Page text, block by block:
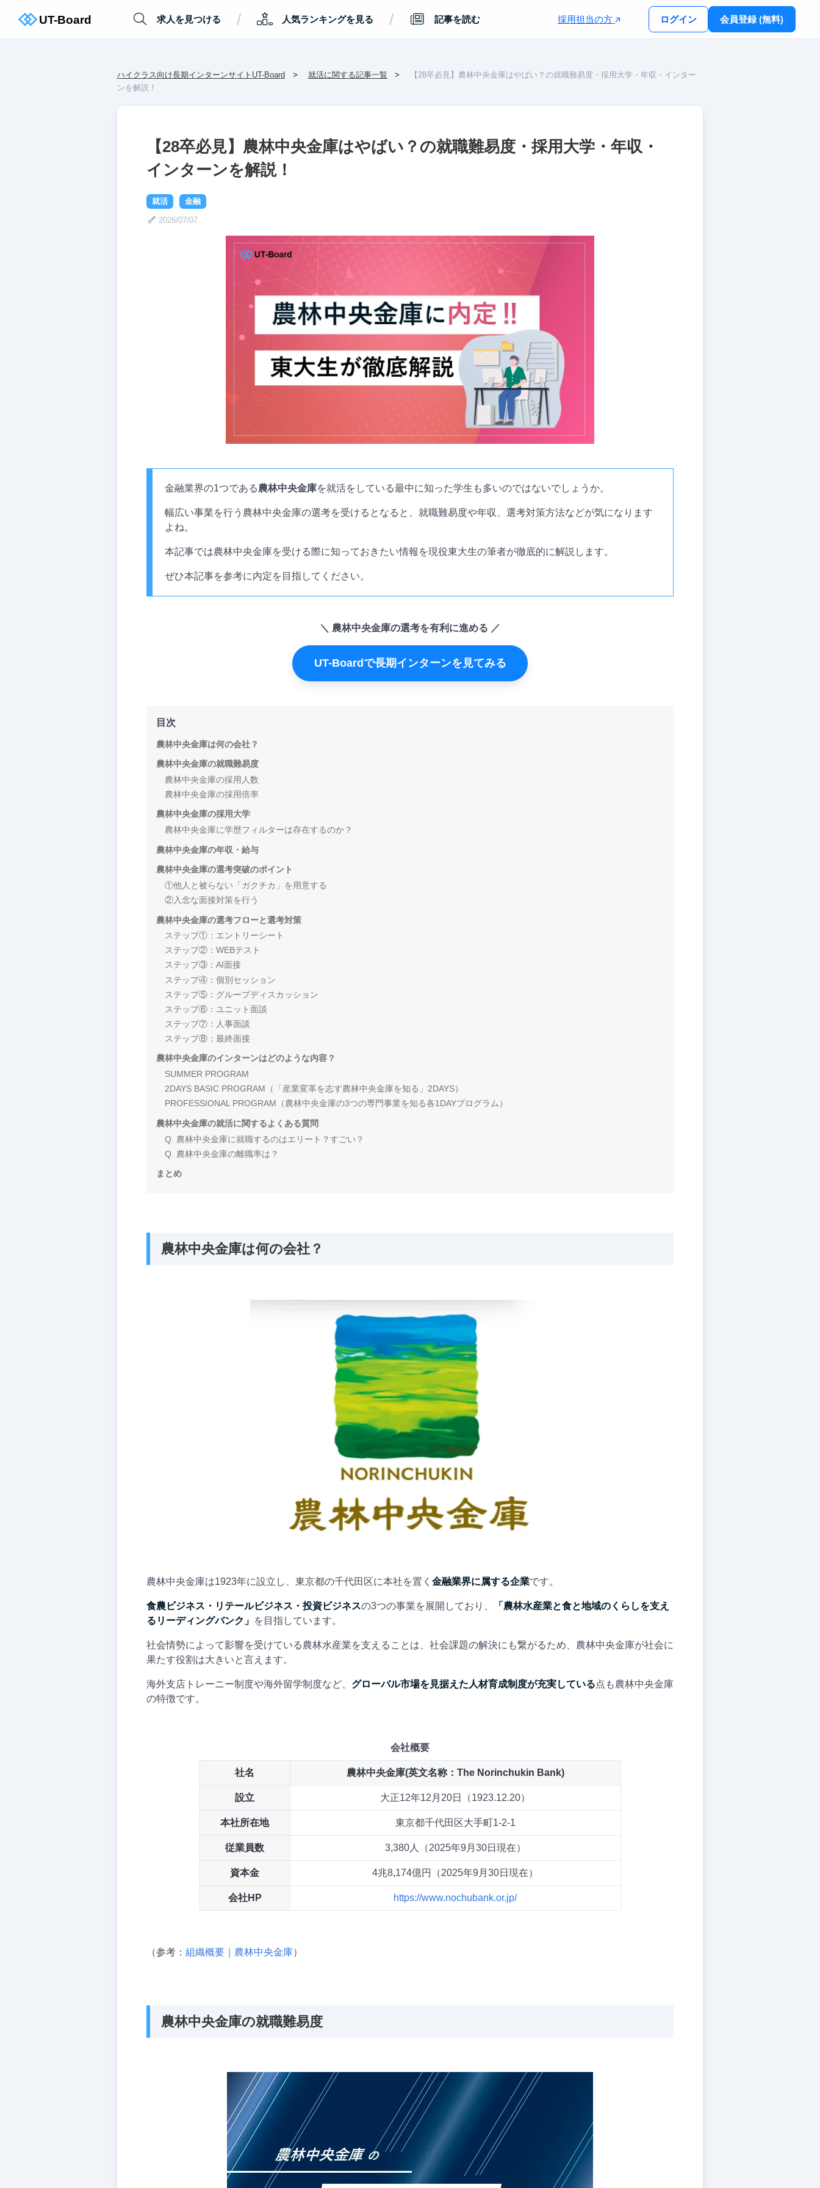
求人を見つける / 人気ランキングを見る / 記事を読む 採用担当の方 ログイン 会員登録 (無料)
ハイクラス向け長期インターンサイトUT-Board 就活に関する記事一覧
【28卒必見】農林中央金庫はやばい？の就職難易度・採用大学・年収・インター
ンを解説！
【28卒必見】農林中央金庫はやばい？の就職難易度・採用大学・年収・
インターンを解説！
就活 金融
2026/07/07
金融業界の1つである農林中央金庫を就活をしている最中に知った学生も多いのではないでしょうか。
幅広い事業を行う農林中央金庫の選考を受けるとなると、就職難易度や年収、選考対策方法などが気になります
よね。
本記事では農林中央金庫を受ける際に知っておきたい情報を現役東大生の筆者が徹底的に解説します。
ぜひ本記事を参考に内定を目指してください。
農林中央金庫の選考を有利に進める
UT-Boardで長期インターンを見てみる
目次
農林中央金庫は何の会社？
農林中央金庫の就職難易度
農林中央金庫の採用人数
農林中央金庫の採用倍率
農林中央金庫の採用大学
農林中央金庫に学歴フィルターは存在するのか？
農林中央金庫の年収・給与
農林中央金庫の選考突破のポイント
①他人と被らない「ガクチカ」を用意する
②入念な面接対策を行う
農林中央金庫の選考フローと選考対策
ステップ①：エントリーシート
ステップ②：WEBテスト
ステップ③：AI面接
ステップ④：個別セッション
ステップ⑤：グループディスカッション
ステップ⑥：ユニット面談
ステップ⑦：人事面談
ステップ⑧：最終面接
農林中央金庫のインターンはどのような内容？
SUMMER PROGRAM
2DAYS BASIC PROGRAM（「産業変革を志す農林中央金庫を知る」2DAYS）
PROFESSIONAL PROGRAM（農林中央金庫の3つの専門事業を知る各1DAYプログラム）
農林中央金庫の就活に関するよくある質問
Q. 農林中央金庫に就職するのはエリート？すごい？
Q. 農林中央金庫の離職率は？
まとめ
農林中央金庫は何の会社？
農林中央金庫は1923年に設立し、東京都の千代田区に本社を置く 金融業界に属する企業です。
食農ビジネス・リテールビジネス・投資ビジネスの3つの事業を展開しており、
「農林水産業と食と地域のくらしを支え
るリーディングバンク」 を目指しています。
社会情勢によって影響を受けている農林水産業を支えることは、社会課題の解決にも繋がるため、農林中央金庫が社会に
果たす役割は大きいと言えます。
海外支店トレーニー制度や海外留学制度など、 グローバル市場を見据えた人材育成制度が充実している点も農林中央金庫
の特徴です。
会社概要
社名 農林中央金庫(英文名称：The Norinchukin Bank)
設立 大正12年12月20日（1923.12.20）
本社所在地 東京都千代田区大手町1-2-1
従業員数 3,380人（2025年9月30日現在）
資本金 4兆8,174億円（2025年9月30日現在）
会社HP https://www.nochubank.or.jp/
（参考： 組織概要｜農林中央金庫）
農林中央金庫の就職難易度